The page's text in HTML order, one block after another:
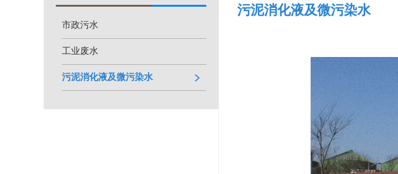
市政污水
工业废水
污泥消化液及微污染水
污泥消化液及微污染水